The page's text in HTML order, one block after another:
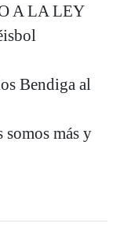
A LA LEY
Bendiga al
más y